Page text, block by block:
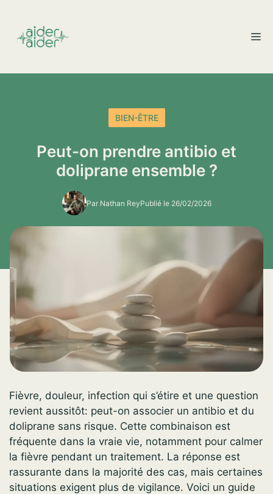
contenu
BIEN-ÊTRE
Peut-on prendre antibio et
doliprane ensemble ?
Par Nathan ReyPublié le 26/02/2026
Fièvre, douleur, infection qui s’étire et une question
revient aussitôt: peut-on associer un antibio et du
doliprane sans risque. Cette combinaison est
fréquente dans la vraie vie, notamment pour calmer
la fièvre pendant un traitement. La réponse est
rassurante dans la majorité des cas, mais certaines
situations exigent plus de vigilance. Voici un guide